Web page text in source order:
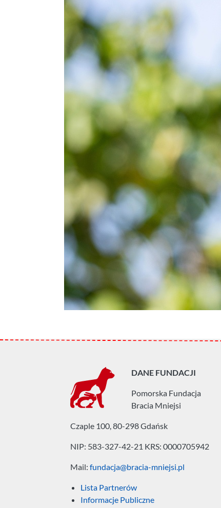
DANE FUNDACJI
Pomorska Fundacja
Bracia Mniejsi
Czaple 100, 80-298 Gdańsk
NIP: 583-327-42-21 KRS: 0000705942
Mail: fundacja@bracia-mniejsi.pl
Lista Partnerów
Informacje Publiczne